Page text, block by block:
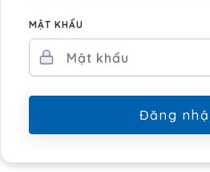
MẬT KHẨU
Đăng